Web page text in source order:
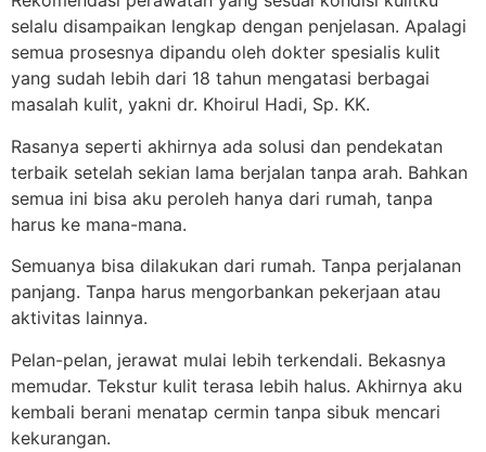
selalu disampaikan lengkap dengan penjelasan. Apalagi
semua prosesnya dipandu oleh dokter spesialis kulit
yang sudah lebih dari 18 tahun mengatasi berbagai
masalah kulit, yakni dr. Khoirul Hadi, Sp. KK.
Rasanya seperti akhirnya ada solusi dan pendekatan
terbaik setelah sekian lama berjalan tanpa arah. Bahkan
semua ini bisa aku peroleh hanya dari rumah, tanpa
harus ke mana-mana.
Semuanya bisa dilakukan dari rumah. Tanpa perjalanan
panjang. Tanpa harus mengorbankan pekerjaan atau
aktivitas lainnya.
Pelan-pelan, jerawat mulai lebih terkendali. Bekasnya
memudar. Tekstur kulit terasa lebih halus. Akhirnya aku
kembali berani menatap cermin tanpa sibuk mencari
kekurangan.